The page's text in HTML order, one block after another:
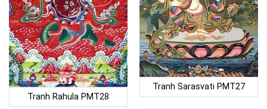
Tranh Sarasvati PMT27
Tranh Rahula PMT28